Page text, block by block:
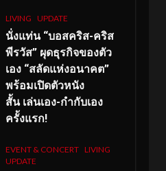
LIVING UPDATE
นั่งแท่น “บอสคริส-คริส
พีรวัส” ผุดธุรกิจของตัว
เอง “สลัดแห่งอนาคต”
พร้อมเปิดตัวหนัง
สั้น เล่นเอง-กำกับเอง
ครั้งแรก!
EVENT & CONCERT LIVING
UPDATE